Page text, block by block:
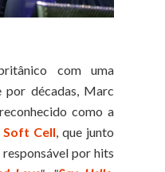
com uma
por décadas, Marc
como a
Soft Cell, que junto
por hits